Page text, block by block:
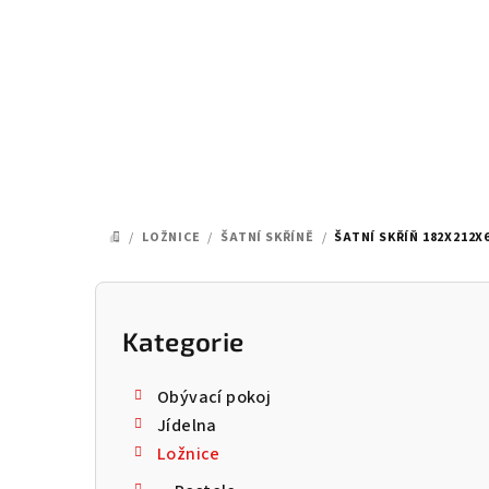
DOMŮ
/ LOŽNICE / ŠATNÍ SKŘÍNĚ / ŠATNÍ SKŘÍŇ
P
Přeskočit
kategorie
Kategorie
Obývací pokoj
Jídelna
Ložnice